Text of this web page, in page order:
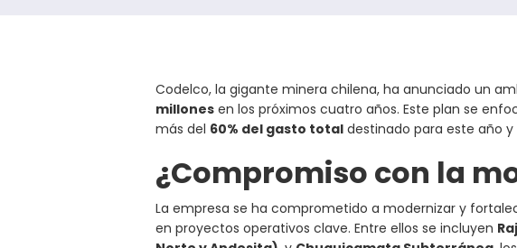
Codelco, la gigante minera chilena, ha anunciado un
millones en los próximos cuatro años. Este plan se
más del 60% del gasto total destinado para este año y
¿Compromiso con la
La empresa se ha comprometido a modernizar y
en proyectos operativos clave. Entre ellos se incluyen